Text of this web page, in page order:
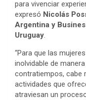
para vivenciar
expresó Nicolás
Argentina y
Uruguay.
“Para que las
inolvidable de
contratiempos, cabe
actividades que
atraviesan un